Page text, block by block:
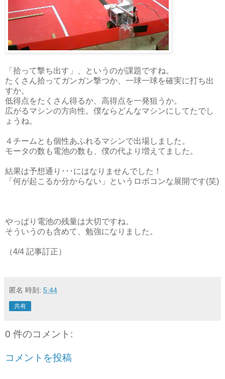
「拾って撃ち出す」、というのが課題ですね。
たくさん拾ってガンガン撃つか、一球一球を確実に打ち出
すか。
低得点をたくさん得るか、高得点を一発狙うか。
広がるマシンの方向性。僕ならどんなマシンにしてたでし
ょうね。
４チームとも個性あふれるマシンで出場しました。
モータの数も電池の数も、僕の代より増えてました。
結果は予想通り･･･にはなりませんでした！
「何が起こるか分からない」というロボコンな展開です(笑)
やっぱり電池の残量は大切ですね。
そういうのも含めて、勉強になりました。
（4/4 記事訂正）
匿名 時刻: 5:44
共有
0 件のコメント:
コメントを投稿